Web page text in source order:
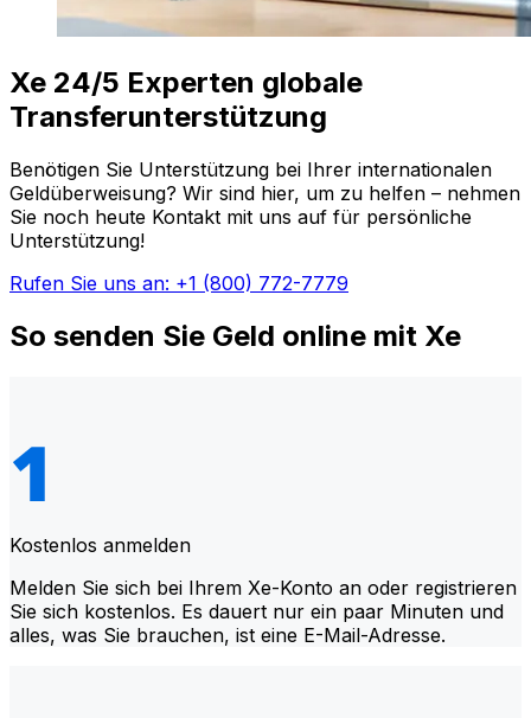
Xe 24/5 Experten globale
Transferunterstützung
Benötigen Sie Unterstützung bei Ihrer internationalen
Geldüberweisung? Wir sind hier, um zu helfen – nehmen
Sie noch heute Kontakt mit uns auf für persönliche
Unterstützung!
Rufen Sie uns an: +1 (800) 772-7779
So senden Sie Geld online mit Xe
Kostenlos anmelden
Melden Sie sich bei Ihrem Xe-Konto an oder registrieren
Sie sich kostenlos. Es dauert nur ein paar Minuten und
alles, was Sie brauchen, ist eine E-Mail-Adresse.